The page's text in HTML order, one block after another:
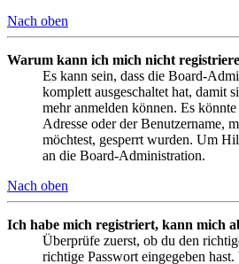
Nach oben
Warum kann ich mich nicht
Es kann sein, dass die Board-
komplett ausgeschaltet hat, damit
mehr anmelden können. Es
Adresse oder der Benutzername,
möchtest, gesperrt wurden. Um
an die Board-Administration.
Nach oben
Ich habe mich registriert, kann mich
Überprüfe zuerst, ob du den
richtige Passwort eingegeben